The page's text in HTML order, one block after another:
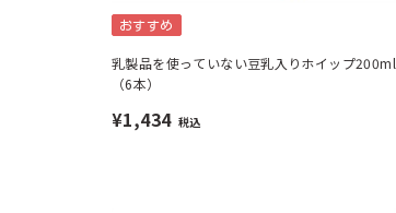
おすすめ
乳製品を使っていない豆乳入りホイップ200ml
（6本）
¥1,434 税込